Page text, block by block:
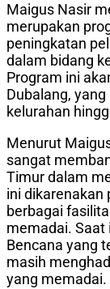
Maigus Nasir
merupakan
peningkatan
dalam bidang
Program ini
Dubalang,
kelurahan
Menurut
sangat
Timur dalam
ini dikarenakan
berbagai
memadai. Saat
Bencana yang
masih
yang memadai.